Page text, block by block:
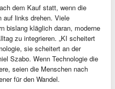
dem Kauf statt, wenn die
auf links drehen. Viele
bislang kläglich daran, moderne
zu integrieren. „KI scheitert
sie scheitert an der
Szabo. Wenn Technologie die
seien die Menschen nach
für den Wandel.